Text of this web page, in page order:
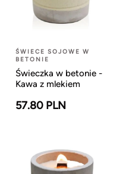
ŚWIECE SOJOWE W
BETONIE
Świeczka w betonie -
Kawa z mlekiem
57.80 PLN